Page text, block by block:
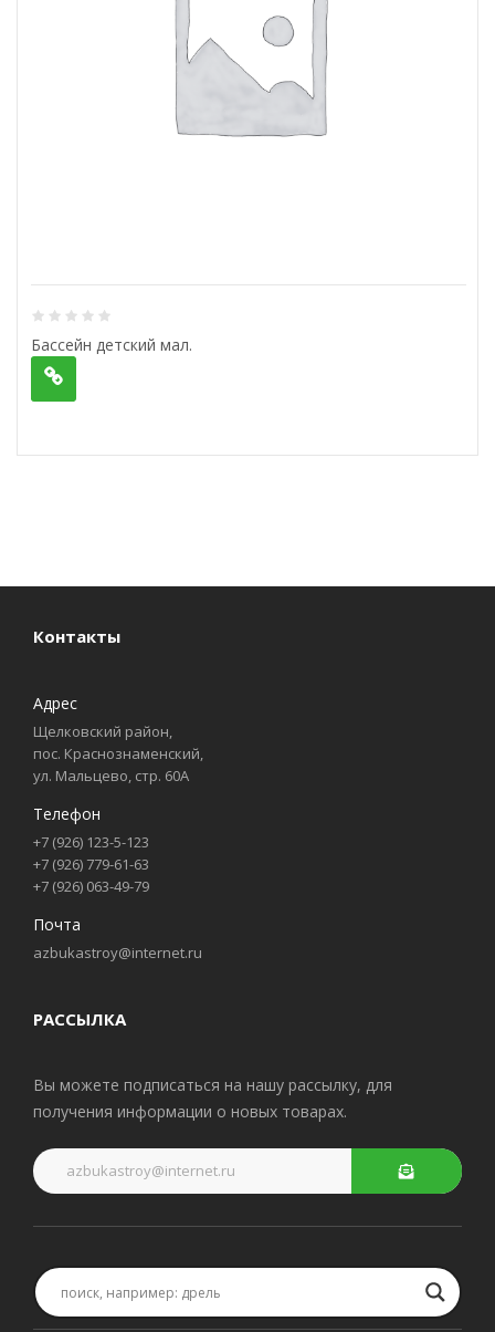
Бассейн детский мал.
Контакты
Адрес
Щелковский район,
пос. Краснознаменский,
ул. Мальцево, стр. 60А
Телефон
+7 (926) 123-5-123
+7 (926) 779-61-63
+7 (926) 063-49-79
Почта
azbukastroy@internet.ru
РАССЫЛКА
Вы можете подписаться на нашу рассылку, для
получения информации о новых товарах.